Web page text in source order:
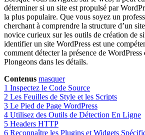
déterminer si un site est propulsé par
la plus populaire. Que vous soyez un
cherchant à comprendre la structure d’un
novice curieux sur les outils de création de
identifier un site WordPress est une
comment détecter la présence de
Plongeons dans les détails.
Contenus masquer
1 Inspectez le Code Source
2 Les Feuilles de Style et les Scripts
3 Le Pied de Page WordPress
4 Utilisez des Outils de Détection En Ligne
5 Headers HTTP
6 Reconnaître les Plugins et Widgets